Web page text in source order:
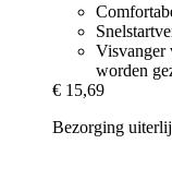
Visvanger
worden
€ 15,69
Bezorging